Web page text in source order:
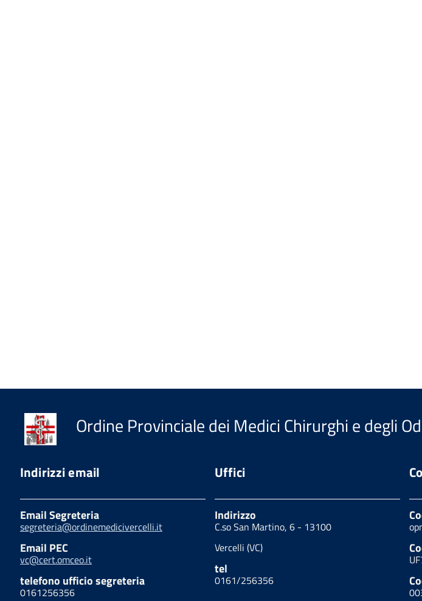
Ordine Provinciale dei Medici Chirurghi e degli
Indirizzi email
Email Segreteria
segreteria@ordinemedicivercelli.it
Email PEC
vc@cert.omceo.it
telefono ufficio segreteria
0161256356
Uffici
Indirizzo
C.so San Martino, 6 - 13100
Vercelli (VC)
tel
0161/256356